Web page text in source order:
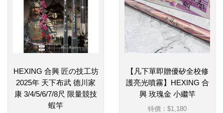
HEXING 合興 匠の技工坊
2025年 天下布武 德川家
康 3/4/5/6/7/8尺 限量競技
蝦竿
【凡下單即贈優矽全校修
護亮光噴霧】HEXING 合
興 玫瑰金 小繼竿
特價： $1,180